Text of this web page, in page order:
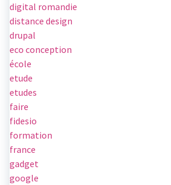
digital romandie
distance design
drupal
eco conception
école
etude
etudes
faire
fidesio
formation
france
gadget
google